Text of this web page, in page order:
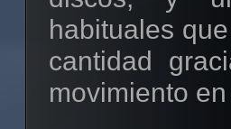
habituales
cantidad
movimiento